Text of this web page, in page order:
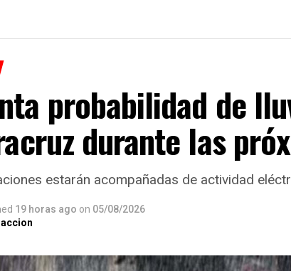
probabilidad de
durante las
estarán acompañadas de actividad
19 horas ago on 05/08/2026